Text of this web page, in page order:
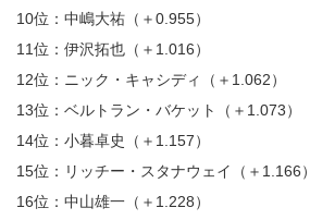
10位：中嶋大祐（＋0.955）
11位：伊沢拓也（＋1.016）
12位：ニック・キャシディ（＋1.062）
13位：ベルトラン・バケット（＋1.073）
14位：小暮卓史（＋1.157）
15位：リッチー・スタナウェイ（＋1.166）
16位：中山雄一（＋1.228）